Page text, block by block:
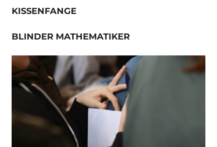
KISSENFANGE
BLINDER MATHEMATIKER